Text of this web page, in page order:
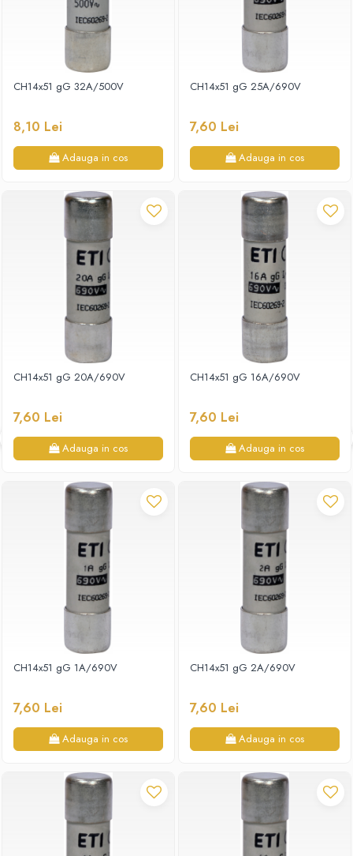
CH14x51 gG 32A/500V
8,10 Lei
Adauga in cos
CH14x51 gG 25A/690V
7,60 Lei
Adauga in cos
CH14x51 gG 20A/690V
7,60 Lei
Adauga in cos
CH14x51 gG 16A/690V
7,60 Lei
Adauga in cos
CH14x51 gG 1A/690V
7,60 Lei
Adauga in cos
CH14x51 gG 2A/690V
7,60 Lei
Adauga in cos